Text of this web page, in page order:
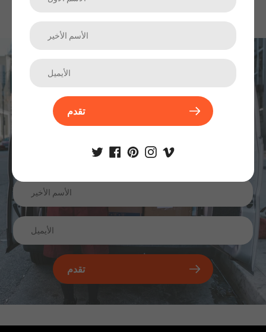
اشترك في نشرتنا الإخبارية
الترقيات والمنتجات الجديدة والمبيعات. مباشرة إلى صندوق الوارد
تقدم
تقدم